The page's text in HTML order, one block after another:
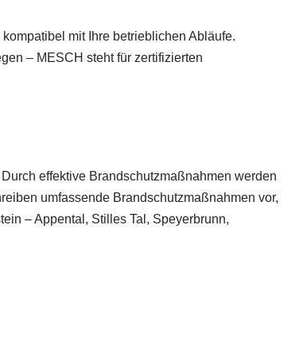
mit Ihre betrieblichen Abläufe.
– MESCH steht für zertifizierten
effektive Brandschutzmaßnahmen werden
umfassende Brandschutzmaßnahmen vor,
– Appental, Stilles Tal, Speyerbrunn,